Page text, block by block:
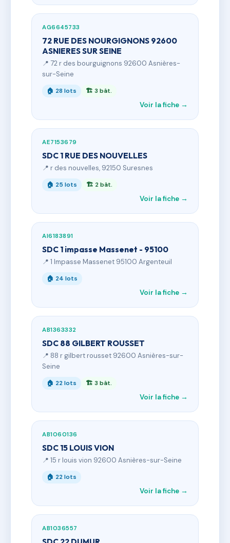
AG6645733
72 RUE DES NOURGIGNONS 92600
ASNIERES SUR SEINE
📍 72 r des bourguignons 92600 Asnières-
sur-Seine
🏠 28 lots 🏗 3 bât.
Voir la fiche →
AE7153679
SDC 1 RUE DES NOUVELLES
📍 r des nouvelles, 92150 Suresnes
🏠 25 lots 🏗 2 bât.
Voir la fiche →
AI6183891
SDC 1 impasse Massenet - 95100
📍 1 Impasse Massenet 95100 Argenteuil
🏠 24 lots
Voir la fiche →
AB1363332
SDC 88 GILBERT ROUSSET
📍 88 r gilbert rousset 92600 Asnières-sur-
Seine
🏠 22 lots 🏗 3 bât.
Voir la fiche →
AB1060136
SDC 15 LOUIS VION
📍 15 r louis vion 92600 Asnières-sur-Seine
🏠 22 lots
Voir la fiche →
AB1036557